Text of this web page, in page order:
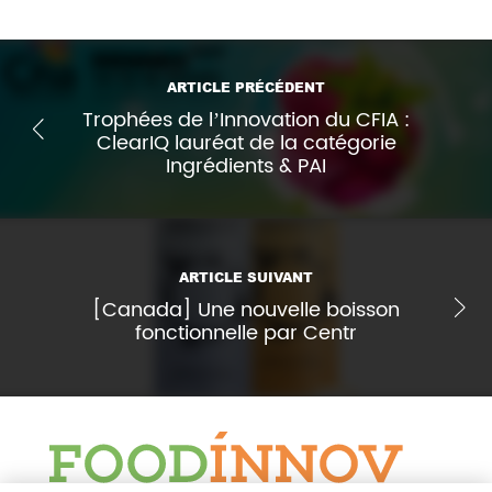
ARTICLE PRÉCÉDENT
Trophées de l’Innovation du CFIA :
ClearIQ lauréat de la catégorie
Ingrédients & PAI
ARTICLE SUIVANT
[Canada] Une nouvelle boisson
fonctionnelle par Centr